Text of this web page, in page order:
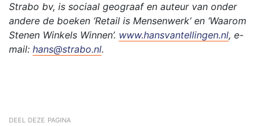
Strabo bv, is sociaal geograaf en auteur van onder
andere de boeken ‘Retail is Mensenwerk’ en ‘Waarom
Stenen Winkels Winnen’. www.hansvantellingen.nl, e-
mail: hans@strabo.nl.
deel deze pagina